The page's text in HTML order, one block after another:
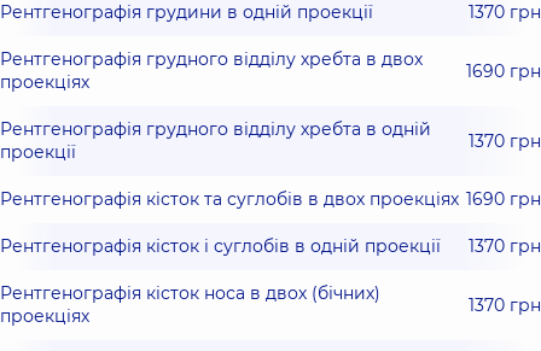
Рентгенографія грудини в одній проекції 1370 грн
Рентгенографія грудного відділу хребта в двох
проекціях
1690 грн
Рентгенографія грудного відділу хребта в одній
проекції
1370 грн
Рентгенографія кісток та суглобів в двох проекціях 1690 грн
Рентгенографія кісток і суглобів в одній проекції 1370 грн
Рентгенографія кісток носа в двох (бічних)
проекціях
1370 грн